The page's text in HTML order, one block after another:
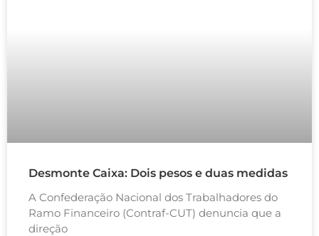
Desmonte Caixa: Dois pesos e duas medidas
A Confederação Nacional dos Trabalhadores do
Ramo Financeiro (Contraf-CUT) denuncia que a
direção